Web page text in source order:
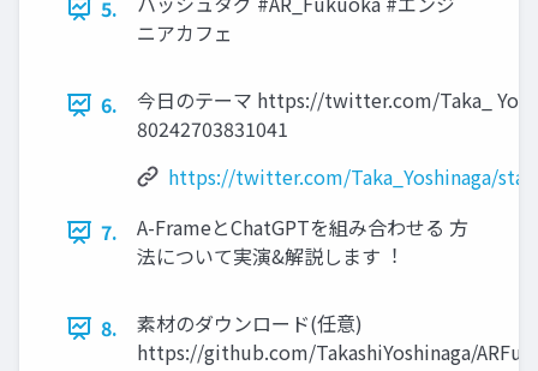
5.
ニアカフェ
6.
今⽇のテーマ https://twitter.com/Taka_
80242703831041
https://twitter.com/Taka_Yoshinaga/
7.
A-FrameとChatGPTを組み合わせる ⽅
法について実演&解説します︕
8.
素材のダウンロード(任意)
https://github.com/TakashiYoshinaga/